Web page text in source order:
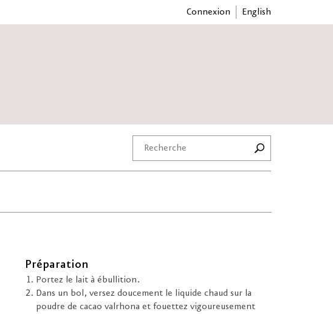
Connexion English
Préparation
Portez le lait à ébullition.
Dans un bol, versez doucement le liquide chaud sur la
poudre de cacao valrhona et fouettez vigoureusement